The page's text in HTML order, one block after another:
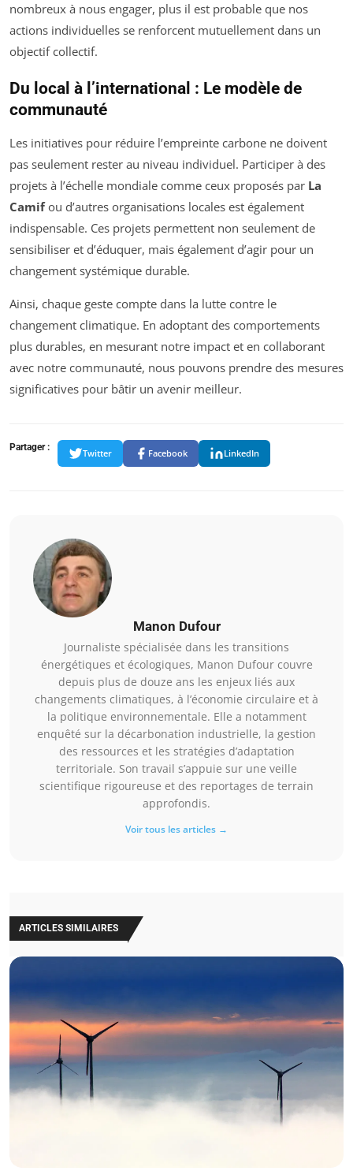
nombreux à nous engager, plus il est probable que nos
actions individuelles se renforcent mutuellement dans un
objectif collectif.
Du local à l’international : Le modèle de
communauté
Les initiatives pour réduire l’empreinte carbone ne doivent
pas seulement rester au niveau individuel. Participer à des
projets à l’échelle mondiale comme ceux proposés par La
Camifou d’autres organisations locales est également
indispensable. Ces projets permettent non seulement de
sensibiliser et d’éduquer, mais également d’agir pour un
changement systémique durable.
Ainsi, chaque geste compte dans la lutte contre le
changement climatique. En adoptant des comportements
plus durables, en mesurant notre impact et en collaborant
avec notre communauté, nous pouvons prendre des mesures
significatives pour bâtir un avenir meilleur.
Partager :
Twitter Facebook LinkedIn
Manon Dufour
Journaliste spécialisée dans les transitions
énergétiques et écologiques, Manon Dufour couvre
depuis plus de douze ans les enjeux liés aux
changements climatiques, à l’économie circulaire et à
la politique environnementale. Elle a notamment
enquêté sur la décarbonation industrielle, la gestion
des ressources et les stratégies d’adaptation
territoriale. Son travail s’appuie sur une veille
scientifique rigoureuse et des reportages de terrain
approfondis.
Voir tous les articles →
ARTICLES SIMILAIRES